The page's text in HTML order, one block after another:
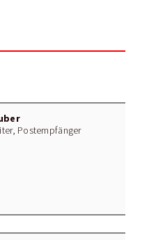
Postempfänger